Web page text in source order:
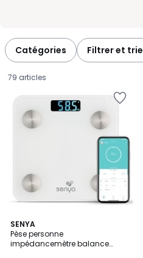
Catégories Filtrer et
79 articles
SENYA
Pèse personne
impédancemètre balance
4
/
5